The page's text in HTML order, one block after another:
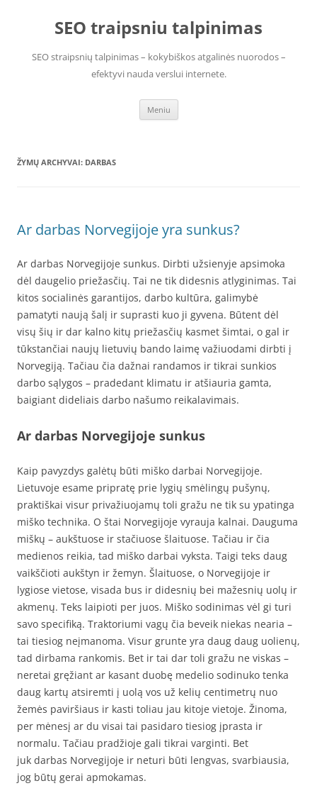
SEO traipsniu talpinimas
SEO straipsnių talpinimas – kokybiškos atgalinės nuorodos –
efektyvi nauda verslui internete.
Meniu
ŽYMŲ ARCHYVAI: DARBAS
Ar darbas Norvegijoje yra sunkus?
Ar darbas Norvegijoje sunkus. Dirbti užsienyje apsimoka
dėl daugelio priežasčių. Tai ne tik didesnis atlyginimas. Tai
kitos socialinės garantijos, darbo kultūra, galimybė
pamatyti naują šalį ir suprasti kuo ji gyvena. Būtent dėl
visų šių ir dar kalno kitų priežasčių kasmet šimtai, o gal ir
tūkstančiai naujų lietuvių bando laimę važiuodami dirbti į
Norvegiją. Tačiau čia dažnai randamos ir tikrai sunkios
darbo sąlygos – pradedant klimatu ir atšiauria gamta,
baigiant dideliais darbo našumo reikalavimais.
Ar darbas Norvegijoje sunkus
Kaip pavyzdys galėtų būti miško darbai Norvegijoje.
Lietuvoje esame pripratę prie lygių smėlingų pušynų,
praktiškai visur privažiuojamų toli gražu ne tik su ypatinga
miško technika. O štai Norvegijoje vyrauja kalnai. Dauguma
miškų – aukštuose ir stačiuose šlaituose. Tačiau ir čia
medienos reikia, tad miško darbai vyksta. Taigi teks daug
vaikščioti aukštyn ir žemyn. Šlaituose, o Norvegijoje ir
lygiose vietose, visada bus ir didesnių bei mažesnių uolų ir
akmenų. Teks laipioti per juos. Miško sodinimas vėl gi turi
savo specifiką. Traktoriumi vagų čia beveik niekas nearia –
tai tiesiog neįmanoma. Visur grunte yra daug daug uolienų,
tad dirbama rankomis. Bet ir tai dar toli gražu ne viskas –
neretai gręžiant ar kasant duobę medelio sodinuko tenka
daug kartų atsiremti į uolą vos už kelių centimetrų nuo
žemės paviršiaus ir kasti toliau jau kitoje vietoje. Žinoma,
per mėnesį ar du visai tai pasidaro tiesiog įprasta ir
normalu. Tačiau pradžioje gali tikrai varginti. Bet
juk darbas Norvegijoje ir neturi būti lengvas, svarbiausia,
jog būtų gerai apmokamas.